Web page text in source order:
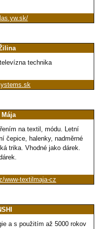
technika
na textil, módu. Letní
čepice, halenky, nadměrné
trika. Vhodné jako dárek.
www-textilmaja-cz
a s použitím až 5000 rokov